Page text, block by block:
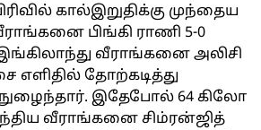
கால்இறுதிக்கு முந்தைய
பிங்கி ராணி 5-0
வீராங்கனை அலிசி
தோற்கடித்து
நுழைந்தார். இதேபோல் 64 கிலோ
வீராங்கனை சிம்ரன்ஜித்